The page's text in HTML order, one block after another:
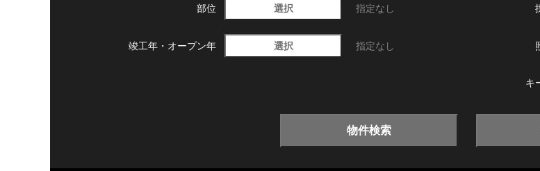
部位 選択 指定なし
竣工年・ オープン年 選択 指定なし
キ
物件検索